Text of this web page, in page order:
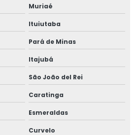
Muriaé
Ituiutaba
Pará de Minas
Itajubá
São João del Rei
Caratinga
Esmeraldas
Curvelo